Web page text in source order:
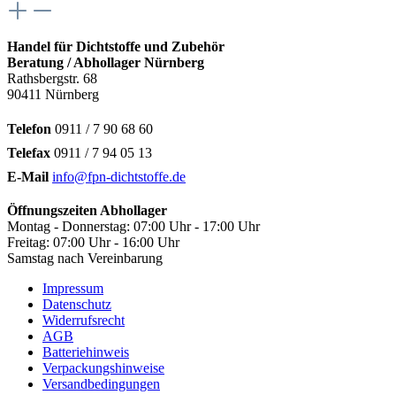
Handel für Dichtstoffe und Zubehör
Beratung / Abhollager Nürnberg
Rathsbergstr. 68
90411 Nürnberg
Telefon 0911 / 7 90 68 60
Telefax 0911 / 7 94 05 13
E-Mail info@fpn-dichtstoffe.de
Öffnungszeiten Abhollager
Montag - Donnerstag: 07:00 Uhr - 17:00 Uhr
Freitag: 07:00 Uhr - 16:00 Uhr
Samstag nach Vereinbarung
Impressum
Datenschutz
Widerrufsrecht
AGB
Batteriehinweis
Verpackungshinweise
Versandbedingungen